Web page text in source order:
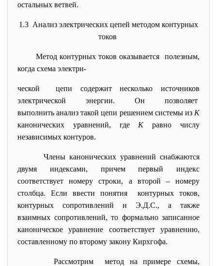
остальных ветвей.
1.3 Анализ электрических цепей методом контурных
токов
Метод контурных токов оказывается полезным,
когда схема электри-
ческой цепи содержит несколько источников
электрической энергии. Он позволяет
выполнить анализ такой цепи решением системы из К
канонических уравнений, где Кравно числу
независимых контуров.
Члены канонических уравнений снабжаются
двумя индексами, причем первый индекс
соответствует номеру строки, а второй – номеру
столбца. Если ввести понятия контурных токов,
контурных сопротивлений и Э.Д.С., а также
взаимных сопротивлений, то формально записанное
каноническое уравнение соответствует уравнению,
составленному по второму закону Кирхгофа.
Рассмотрим метод на примере схемы,